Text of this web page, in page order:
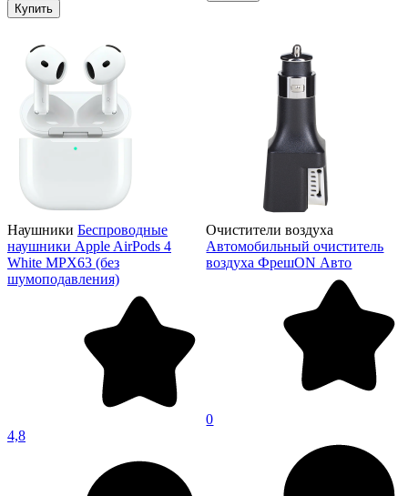
Купить
Наушники Беспроводные
наушники Apple AirPods 4
White MPX63 (без
шумоподавления)
4,8
Очистители воздуха
Автомобильный очиститель
воздуха ФрешON Авто
0